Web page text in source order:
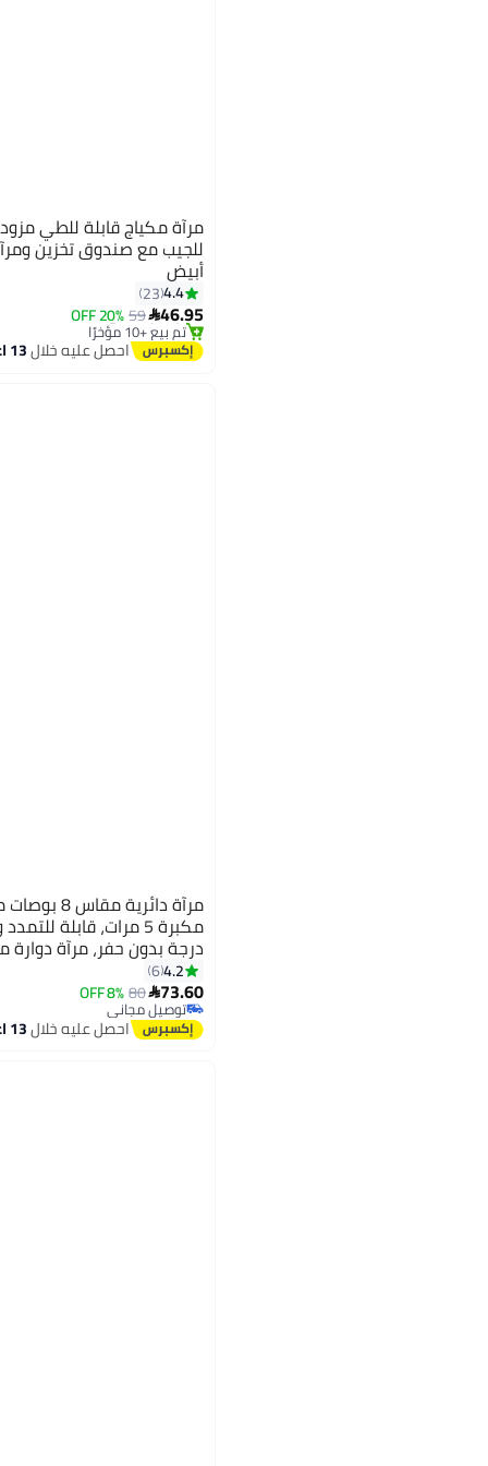
أبيض
4.4
23
46.95
59
20% OFF
#28 في مرايا التجميل
توصيل مجاني
تم بيع +10 مؤخرًا
#28 في مرايا التجميل احصل عليه خلال13 اغسطس
مرآة
درجة بدون حفر، مرآة دوارة
للحلاقة ومستحضرات
4.2
6
73.60
80
8% OFF
توصيل مجاني
توصيل مجانياحصل عليه خلال13 اغسطس